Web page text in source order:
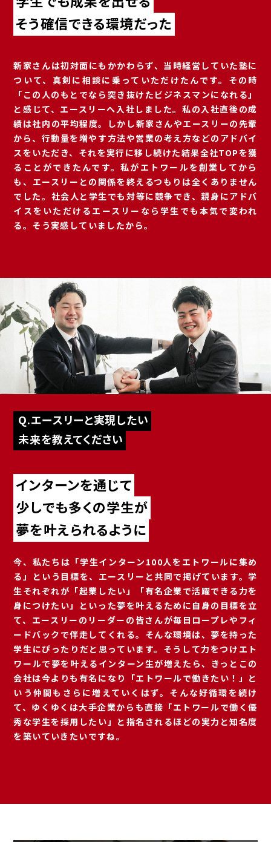
そう確信できる環境だった
新家さんは初対面にもかかわらず、当時経営していた塾に
ついて、真剣に相談に乗っていただけたんです。その時
「この人のもとでなら突き抜けたビジネスマンになれる」
と感じて、エースリーへ入社しました。私の入社直後の成
績は社内の平均程度。しかし新家さんやエースリーの先輩
から、行動量を増やす方法や営業の考え方などのアドバイ
スをいただき、それを実行に移し続けた結果全社TOPを獲
ることができたんです。私がエトワールを創業してから
も、エースリーとの関係を終えるつもりは全くありません
でした。社会人と学生でも対等に競争でき、親身にアドバ
イスをいただけるエースリーなら学生でも本気で変われ
る。そう実感していましたから。
Q.エースリーと実現したい
未来を教えてください
インターンを通じて
少しでも多くの学生が
夢を叶えられるように
今、私たちは「学生インターン100人をエトワールに集め
る」という目標を、エースリーと共同で掲げています。学
生それぞれが「起業したい」「有名企業で活躍できる力を
身につけたい」といった夢を叶えるために自身の目標を立
て、エースリーのリーダーの皆さんが毎日ロープレやフィ
ードバックで伴走してくれる。そんな環境は、夢を持った
学生にぴったりだと思っています。そうして力をつけエト
ワールで夢を叶えるインターン生が増えたら、きっとこの
会社は今よりも有名になり「エトワールで働きたい！」と
いう仲間もさらに増えていくはず。そんな好循環を続け
て、ゆくゆくは大手企業からも直接「エトワールで働く優
秀な学生を採用したい」と指名されるほどの実力と知名度
を築いていきたいですね。